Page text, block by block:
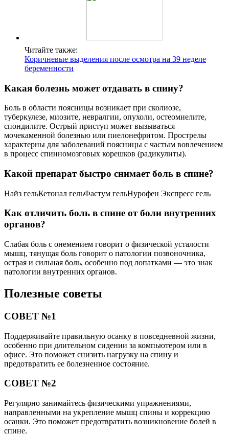
Читайте также:
Коричневые выделения после осмотра на 39 неделе
беременности
Какая болезнь может отдавать в спину?
Боль в области поясницы возникает при сколиозе,
туберкулезе, миозите, невралгии, опухоли, остеомиелите,
спондилите. Острый приступ может вызываться
мочекаменной болезнью или пиелонефритом. Прострелы
характерны для заболеваний поясницы с частым вовлечением
в процесс спинномозговых корешков (радикулиты).
Какой препарат быстро снимает боль в спине?
Найз гельКетонал гельФастум гельНурофен Экспресс гель
Как отличить боль в спине от боли внутренних
органов?
Слабая боль с онемением говорит о физической усталости
мышц, тянущая боль говорит о патологии позвоночника,
острая и сильная боль, особенно под лопатками — это знак
патологии внутренних органов.
Полезные советы
СОВЕТ №1
Поддерживайте правильную осанку в повседневной жизни,
особенно при длительном сидении за компьютером или в
офисе. Это поможет снизить нагрузку на спину и
предотвратить ее болезненное состояние.
СОВЕТ №2
Регулярно занимайтесь физическими упражнениями,
направленными на укрепление мышц спины и коррекцию
осанки. Это поможет предотвратить возникновение болей в
спине.